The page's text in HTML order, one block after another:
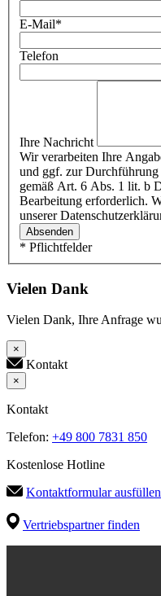
E-Mail*
Telefon
Ihre Nachricht
Wir verarbeiten Ihre
und ggf. zur
gemäß Art. 6 Abs. 1 lit. b
Bearbeitung erforderlich.
unserer
Absenden
* Pflichtfelder
Vielen Dank
Vielen Dank, Ihre Anfrage
×
Kontakt
×
Kontakt
Telefon: +49 800 7831 850
Kostenlose Hotline
Kontaktformular ausfüllen
Vertriebspartner finden